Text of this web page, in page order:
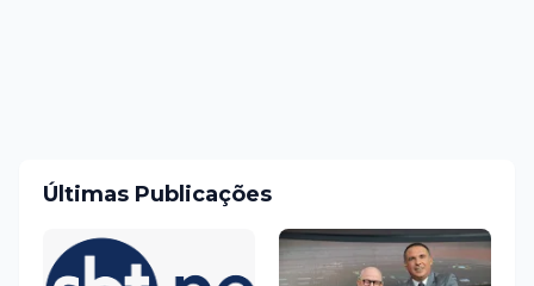
Últimas Publicações